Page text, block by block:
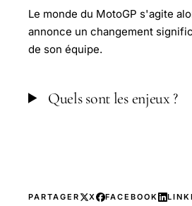
Le monde du MotoGP s'agite
annonce un changement
de son équipe.
Quels sont les enjeux ?
PARTAGER X FACEBOOK